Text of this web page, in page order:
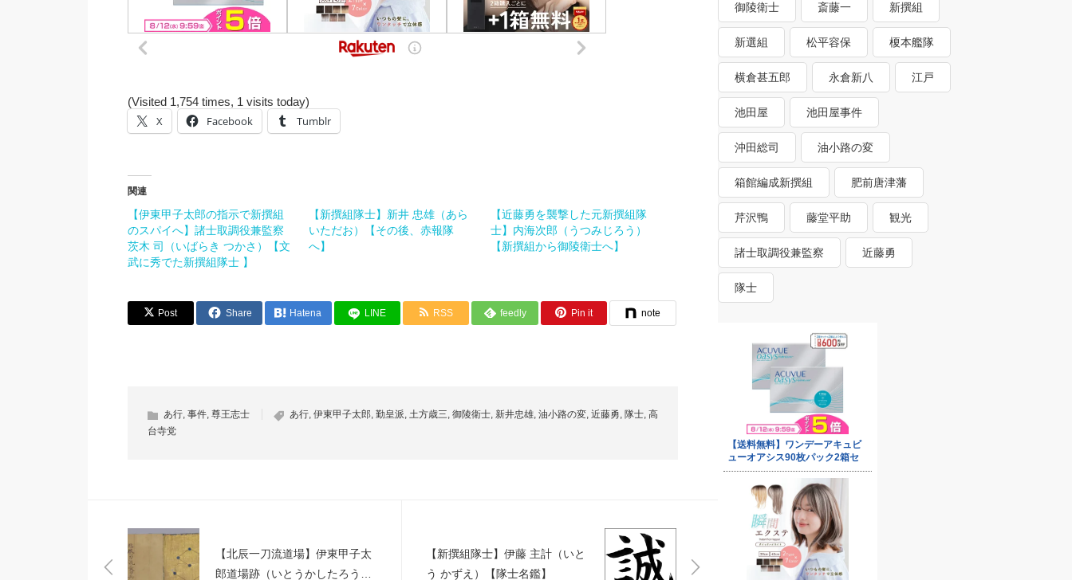
(Visited 1,754 times, 1 visits today)
X Facebook Tumblr
関連
【伊東甲子太郎の指示で新撰組
のスパイへ】諸士取調役兼監察
茨木 司（いばらき つかさ）【文
武に秀でた新撰組隊士 】
【新撰組隊士】新井 忠雄（あら
いただお）【その後、赤報隊
へ】
【近藤勇を襲撃した元新撰組隊
士】内海次郎（うつみじろう）
【新撰組から御陵衛士へ】
Post Share Hatena LINE RSS feedly Pin it note
あ行, 事件, 尊王志士 あ行, 伊東甲子太郎, 勤皇派 土方歳三 御陵衛士, 新井忠雄, 油小路の変, 近藤勇 隊士, 高
台寺党
【北辰一刀流道場】伊東甲子太
郎道場跡（いとうかしたろうど
【新撰組隊士】伊藤 主計（いと
う かずえ）【隊士名鑑】
御陵衛士 斎藤一 新撰組
新選組 松平容保 榎本艦隊
横倉甚五郎 永倉新八 江戸
池田屋 池田屋事件
沖田総司 油小路の変
箱館編成新撰組 肥前唐津藩
芹沢鴨 藤堂平助 観光
諸士取調役兼監察 近藤勇
隊士